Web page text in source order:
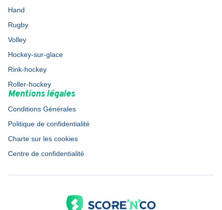
Hand
Rugby
Volley
Hockey-sur-glace
Rink-hockey
Roller-hockey
Mentions légales
Conditions Générales
Politique de confidentialité
Charte sur les cookies
Centre de confidentialité